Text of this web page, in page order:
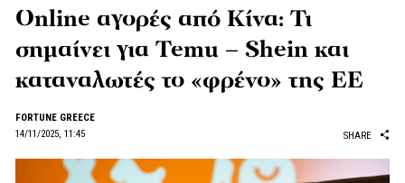
Online αγορές από Κίνα: Τι
σημαίνει για Temu – Shein και
καταναλωτές το «φρένο» της ΕΕ
FORTUNE GREECE
14/11/2025, 11:45
SHARE